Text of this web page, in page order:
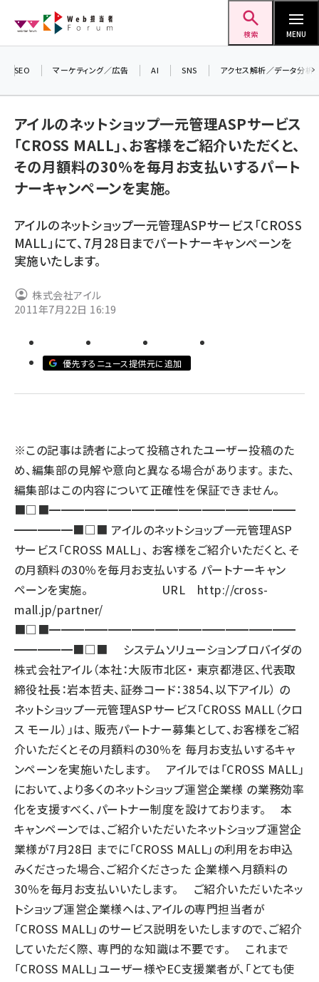
ン
検索 MENU
seo (3519)
ai (2801)
note (2310)
セミナー (2301)
z世代 (1620)
meo (1274)
llmo (1160)
SEO マーケティング／広告 AI SNS アクセス解析／データ分析
アイルのネットショップ一元管理ASPサービス
「CROSS MALL」、お客様をご紹介いただくと、
その月額料の30％を毎月お支払いするパート
ナーキャンペーンを実施。
アイルのネットショップ一元管理ASPサービス「CROSS
MALL」にて、7月28日までパートナーキャンペーンを
実施いたします。
株式会社アイル
2011年7月22日 16:19
優先するニュース提供元に追加
※この記事は読者によって投稿されたユーザー投稿のた
め、編集部の見解や意向と異なる場合があります。 また、
編集部はこの内容について正確性を保証できません。
■□■━━━━━━━━━━━━━━━━━━━━━
━━━━━■□■ アイルのネットショップ一元管理ASP
サービス「CROSS MALL」、 お客様をご紹介いただくと、そ
の月額料の30％を毎月お支払いする パートナーキャン
ペーンを実施。 URL http://cross-
mall.jp/partner/
■□■━━━━━━━━━━━━━━━━━━━━━
━━━━━■□■ システムソリューションプロバイダの
株式会社アイル（本社：大阪市北区・ 東京都港区、代表取
締役社長：岩本哲夫、証券コード：3854、以下アイル） の
ネットショップ一元管理ASPサービス「CROSS MALL（クロ
ス モール）」は、 販売パートナー募集として、お客様をご紹
介いただくとその月額料の30％を 毎月お支払いするキャ
ンペーンを実施いたします。 アイルでは「CROSS MALL」
において、より多くのネットショップ運営企業様 の業務効率
化を支援すべく、パートナー制度を設けております。 本
キャンペーンでは、ご紹介いただいたネットショップ運営企
業様が7月28日 までに「CROSS MALL」の利用をお申込
みくださった場合、ご紹介くださった 企業様へ月額料の
30％を毎月お支払いいたします。 ご紹介いただいたネッ
トショップ運営企業様へは、アイルの専門担当者が
「CROSS MALL」のサービス説明をいたしますので、ご紹介
していただく際、 専門的な知識は不要です。 これまで
「CROSS MALL」ユーザー様やEC支援業者が、「とても使